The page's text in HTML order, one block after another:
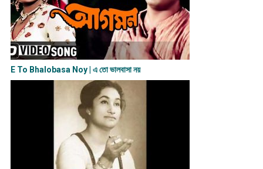
E To Bhalobasa Noy | এ তো ভালবাসা ন​য়